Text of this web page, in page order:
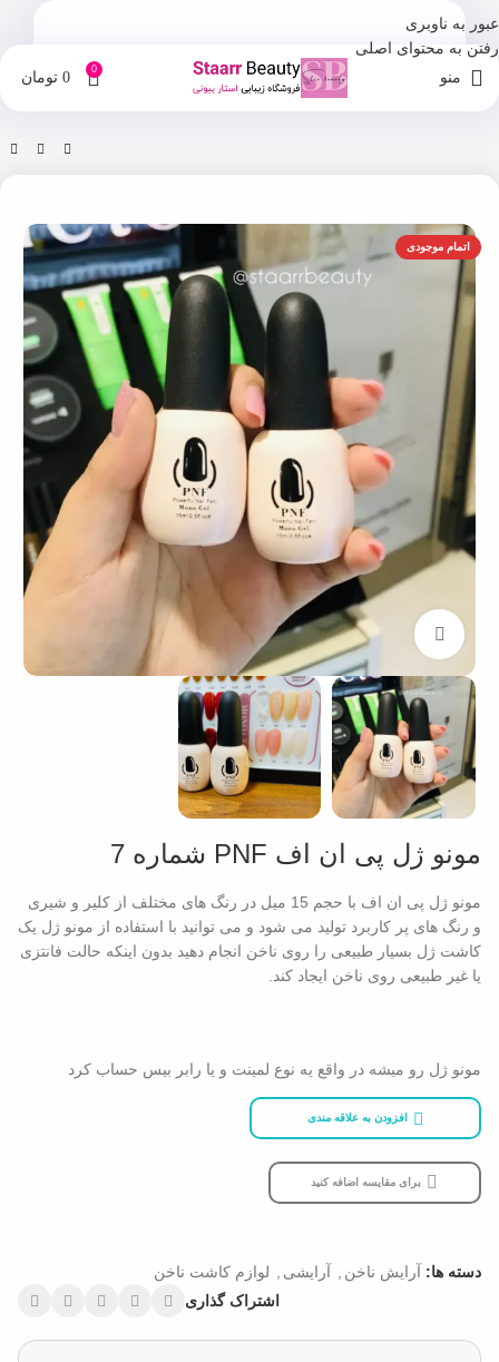
عبور به ناوبری
رفتن به محتوای اصلی
منو 0
0 تومان
فروشگاه آرایشی
اتمام موجودی
بزرگنمایی تصویر
مونو ژل پی ان اف PNF شماره 7
مونو ژل پی ان اف با حجم 15 میل در رنگ های مختلف از کلیر و شیری
و رنگ های پر کاربرد تولید می شود و می توانید با استفاده از مونو ژل یک
کاشت ژل بسیار طبیعی را روی ناخن انجام دهید بدون اینکه حالت فانتزی
یا غیر طبیعی روی ناخن ایجاد کند.
مونو ژل رو میشه در واقع یه نوع لمینت و یا رابر بیس حساب کرد
افزودن به علاقه مندی
برای مقایسه اضافه کنید
دسته ها: آرایش ناخن , آرایشی , لوازم کاشت ناخن
اشتراک گذاری